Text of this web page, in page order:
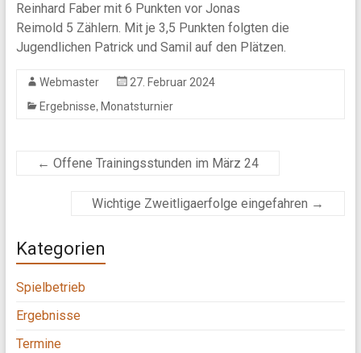
Reinhard Faber mit 6 Punkten vor Jonas
Reimold 5 Zählern. Mit je 3,5 Punkten folgten die
Jugendlichen Patrick und Samil auf den Plätzen.
Webmaster
27. Februar 2024
Ergebnisse, Monatsturnier
← Offene Trainingsstunden im März 24
Wichtige Zweitligaerfolge eingefahren →
Kategorien
Spielbetrieb
Ergebnisse
Termine